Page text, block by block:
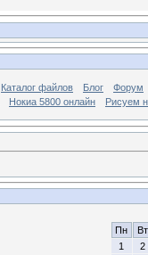
Каталог файлов Блог
Форум
Нокиа 5800 онлайн Рисуем
Пн
Вт
1
2